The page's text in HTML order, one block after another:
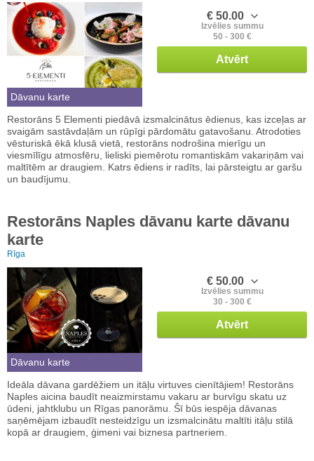
Dāvanu karte
€ 50.00
Izvēlies summu
50 - 300 €
Atvērt
Restorāns 5 Elementi piedāvā izsmalcinātus ēdienus, kas izceļas ar
svaigām sastāvdaļām un rūpīgi pārdomātu gatavošanu. Atrodoties
vēsturiskā ēkā klusā vietā, restorāns nodrošina mierīgu un
viesmīlīgu atmosfēru, lieliski piemērotu romantiskām vakariņām vai
maltītēm ar draugiem. Katrs ēdiens ir radīts, lai pārsteigtu ar garšu
un baudījumu.
Restorāns Naples dāvanu karte dāvanu
karte
Rīga
Dāvanu karte
€ 50.00
Izvēlies summu
30 - 300 €
Atvērt
Ideāla dāvana gardēžiem un itāļu virtuves cienītājiem! Restorāns
Naples aicina baudīt neaizmirstamu vakaru ar burvīgu skatu uz
ūdeni, jahtklubu un Rīgas panorāmu. Šī būs iespēja dāvanas
saņēmējam izbaudīt nesteidzīgu un izsmalcinātu maltīti itāļu stilā
kopā ar draugiem, ģimeni vai biznesa partneriem.